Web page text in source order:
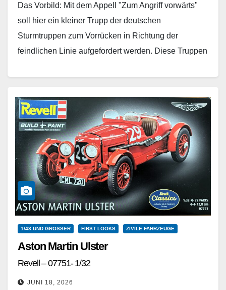
Das Vorbild: Mit dem Appell "Zum Angriff vorwärts"
soll hier ein kleiner Trupp der deutschen
Sturmtruppen zum Vorrücken in Richtung der
feindlichen Linie aufgefordert werden. Diese Truppen
1/43 UND GRÖSSER FIRST LOOKS ZIVILE FAHRZEUGE
Aston Martin Ulster
Revell – 07751- 1/32
JUNI 18, 2026